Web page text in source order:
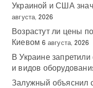
Украиной и США
августа, 2026
Возрастут ли цены
Киевом 6 августа, 2026
В Украине
и видов
Залужный объяснил